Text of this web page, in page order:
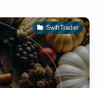
SwiftTrader